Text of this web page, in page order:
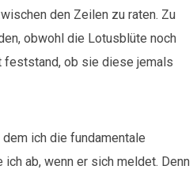
den Zeilen zu raten. Zu
obwohl die Lotusblüte noch
feststand, ob sie diese jemals
ich die fundamentale
ab, wenn er sich meldet. Denn